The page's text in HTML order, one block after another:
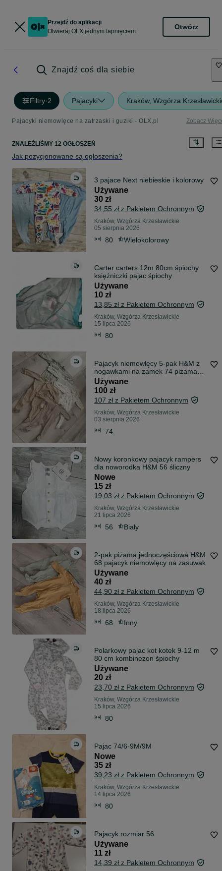
Przejdź do aplikacji
Otwieraj OLX jednym tapnięciem
Otwórz
Znajdź coś dla siebie
Filtry·2 Pajacyki Kraków, Wzgórza
Pajacyki niemowlęce na zatrzaski i guziki - OLX.pl Zobacz
ZNALEŹLIŚMY 12 OGŁOSZEŃ
Jak pozycjonowane są ogłoszenia?
3 pajace Next niebieskie i kolorowy
Używane
30 zł
34,55 zł z Pakietem Ochronnym
Kraków, Wzgórza Krzesławickie
05 sierpnia 2026
80 Wielokolorowy
Carter carters 12m 80cm śpiochy
księżniczki pajac śpiochy
Używane
10 zł
13,85 zł z Pakietem Ochronnym
Kraków, Wzgórza Krzesławickie
15 lipca 2026
80
Pajacyk niemowlęcy 5-pak H&M z
nogawkami na zamek 74 piżama
niemowlę
Używane
100 zł
107 zł z Pakietem Ochronnym
Kraków, Wzgórza Krzesławickie
03 sierpnia 2026
74
Nowy koronkowy pajacyk rampers
dla noworodka H&M 56 śliczny
Nowe
15 zł
19,03 zł z Pakietem Ochronnym
Kraków, Wzgórza Krzesławickie
21 lipca 2026
56 Biały
2-pak piżama jednoczęściowa H&M
68 pajacyk niemowlęcy na zasuwak
Używane
40 zł
44,90 zł z Pakietem Ochronnym
Kraków, Wzgórza Krzesławickie
18 lipca 2026
68 Inny
Polarkowy pajac kot kotek 9-12 m
80 cm kombinezon śpiochy
Używane
20 zł
23,70 zł z Pakietem Ochronnym
Kraków, Wzgórza Krzesławickie
15 lipca 2026
80
Pajac 74/6-9M/9M
Nowe
35 zł
39,23 zł z Pakietem Ochronnym
Kraków, Wzgórza Krzesławickie
14 lipca 2026
80
Pajacyk rozmiar 56
Używane
11 zł
14,39 zł z Pakietem Ochronnym